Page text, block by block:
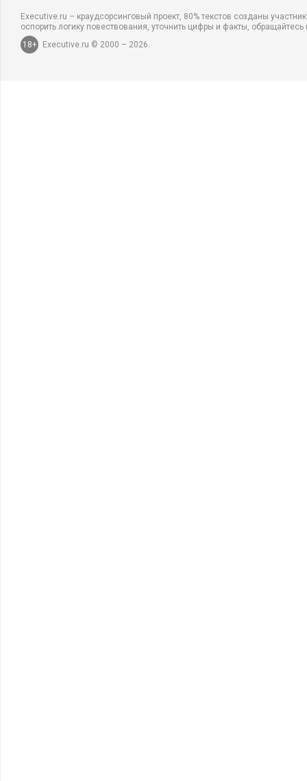
Executive.ru – краудсорсинговый проект, 80% текстов созданы
оспорить логику повествования, уточнить цифры и факты,
18+
Executive.ru © 2000 – 2026.